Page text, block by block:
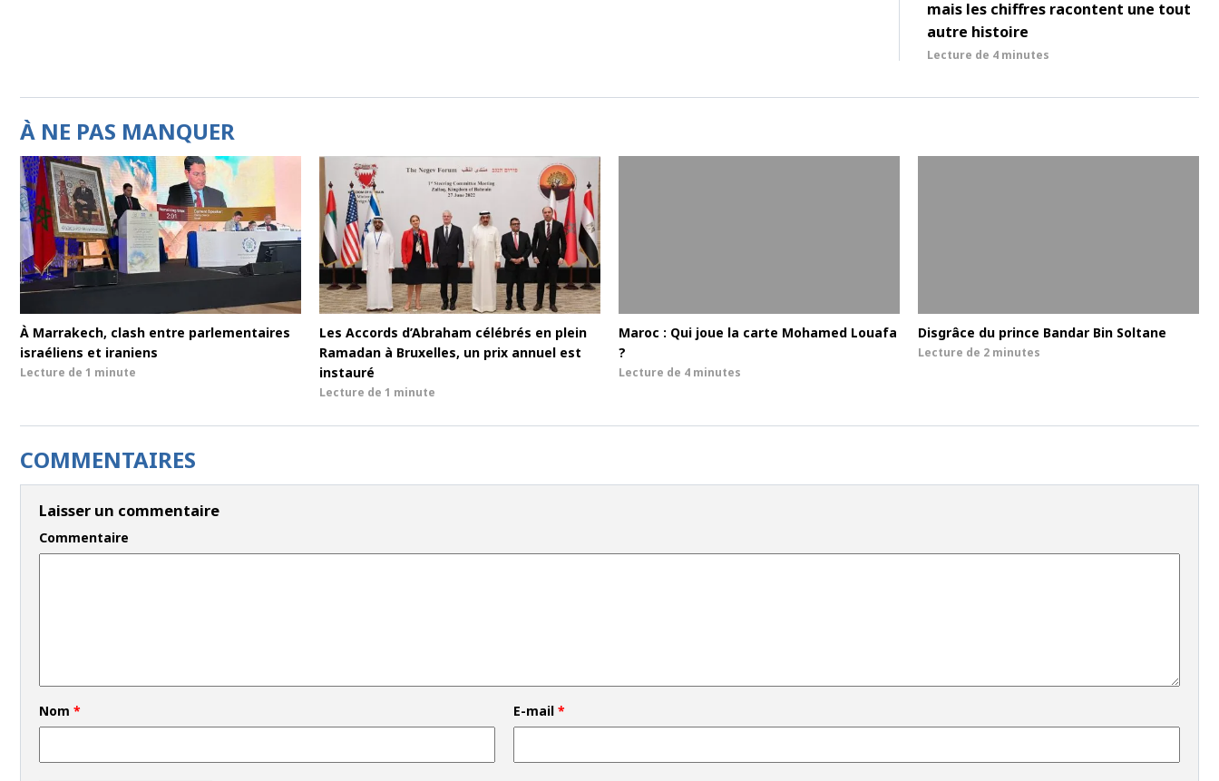
mais les chiffres racontent une tout
autre histoire
Lecture de 4 minutes
À NE PAS MANQUER
À Marrakech, clash entre parlementaires
israéliens et iraniens
Lecture de 1 minute
Les Accords d’Abraham célébrés en plein
Ramadan à Bruxelles, un prix annuel est
instauré
Lecture de 1 minute
Maroc : Qui joue la carte Mohamed Louafa
?
Lecture de 4 minutes
Disgrâce du prince Bandar Bin Soltane
Lecture de 2 minutes
COMMENTAIRES
Laisser un commentaire
Commentaire
Nom * E-mail*